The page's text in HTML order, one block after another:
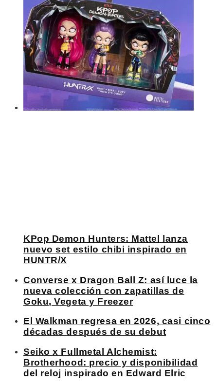
KPop Demon Hunters: Mattel lanza
nuevo set estilo chibi inspirado en
HUNTR/X
Converse x Dragon Ball Z: así luce la
nueva colección con zapatillas de
Goku, Vegeta y Freezer
El Walkman regresa en 2026, casi cinco
décadas después de su debut
Seiko x Fullmetal Alchemist:
Brotherhood: precio y disponibilidad
del reloj inspirado en Edward Elric